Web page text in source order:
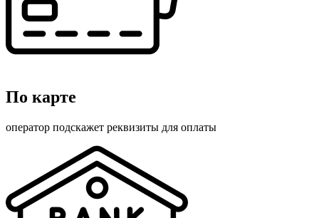
По карте
оператор подскажет реквизиты для оплаты